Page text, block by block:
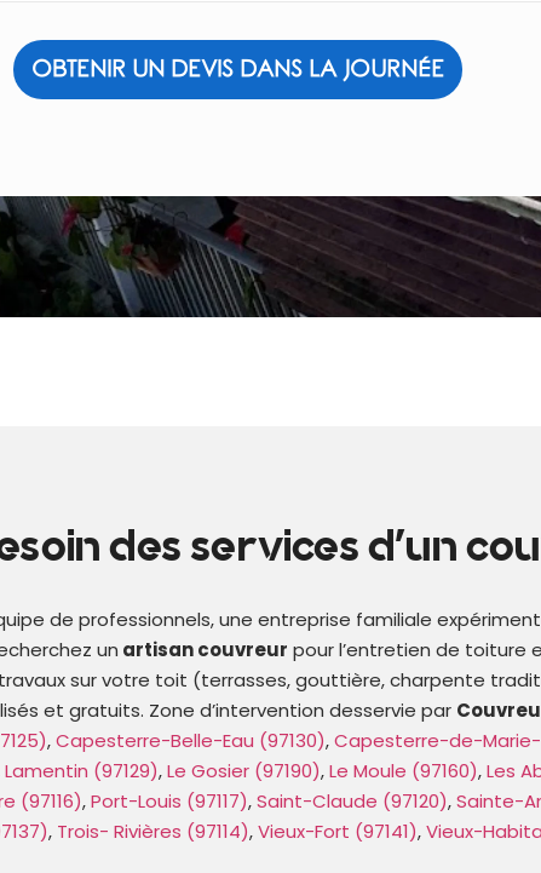
OBTENIR UN DEVIS DANS LA JOURNÉE
des services d'un
de professionnels, une entreprise familiale
un artisan couvreur pour l’entretien de toiture
sur votre toit (terrasses, gouttière, charpente
et gratuits. Zone d’intervention desservie par
,Capesterre-Belle-Eau (97130),Capesterre-de-
Lamentin (97129),Le Gosier (97190),Le Moule (97160),Les
(97116),Port-Louis (97117),Saint-Claude (97120),Sainte-
, Trois- Rivières (97114),Vieux-Fort (97141),Vieux-